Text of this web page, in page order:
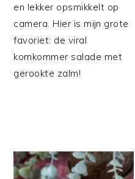
en lekker opsmikkelt op
camera. Hier is mijn grote
favoriet: de viral
komkommer salade met
gerookte zalm!